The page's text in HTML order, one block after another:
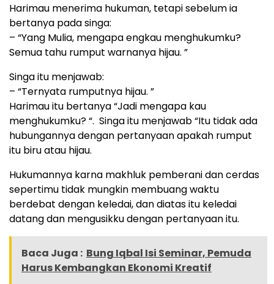
Harimau menerima hukuman, tetapi sebelum ia
bertanya pada singa:
– “Yang Mulia, mengapa engkau menghukumku?
Semua tahu rumput warnanya hijau. ”
Singa itu menjawab:
– “Ternyata rumputnya hijau. ”
Harimau itu bertanya “Jadi mengapa kau
menghukumku? “. Singa itu menjawab “Itu tidak ada
hubungannya dengan pertanyaan apakah rumput
itu biru atau hijau.
Hukumannya karna makhluk pemberani dan cerdas
sepertimu tidak mungkin membuang waktu
berdebat dengan keledai, dan diatas itu keledai
datang dan mengusikku dengan pertanyaan itu.
Baca Juga : Bung Iqbal Isi Seminar, Pemuda
Harus Kembangkan Ekonomi Kreatif